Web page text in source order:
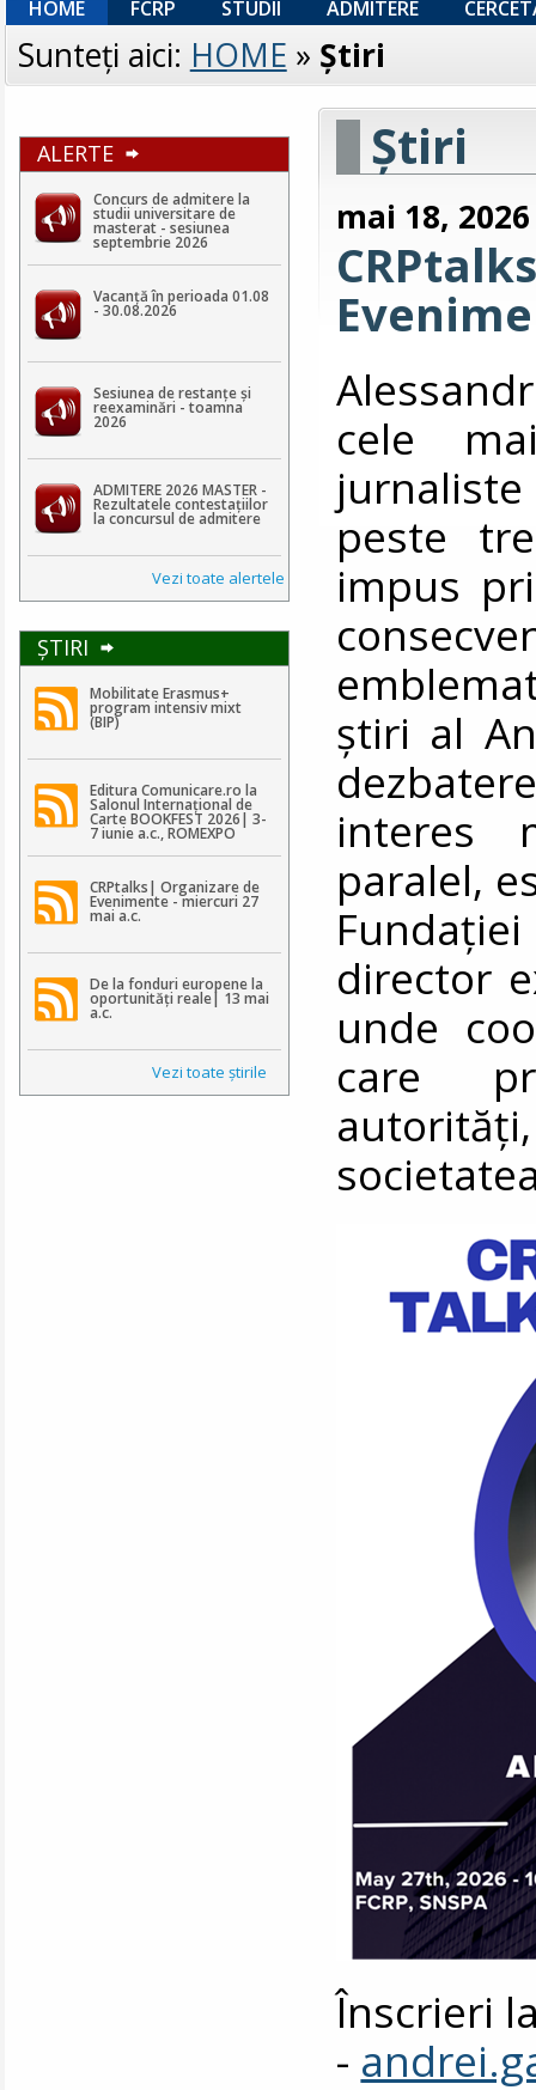
HOME FCRP STUDII ADMITERE
Sunteţi aici: HOME » Ştiri
ALERTE
Concurs de admitere la
studii universitare de
masterat - sesiunea
septembrie 2026
Vacanță în perioada 01.08
- 30.08.2026
Sesiunea de restanțe și
reexaminări - toamna
2026
ADMITERE 2026 MASTER -
Rezultatele contestaţiilor
la concursul de admitere
Vezi toate alertele
ŞTIRI
Mobilitate Erasmus+
program intensiv mixt
(BIP)
Editura Comunicare.ro la
Salonul Internațional de
Carte BOOKFEST 2026| 3-
7 iunie a.c., ROMEXPO
CRPtalks| Organizare de
Evenimente - miercuri 27
mai a.c.
De la fonduri europene la
oportunități reale| 13 mai
a.c.
Vezi toate ştirile
Ştiri
mai 18, 2026
cele
peste
impus
știri al
interes
paralel,
director
unde
care
Înscrieri
-